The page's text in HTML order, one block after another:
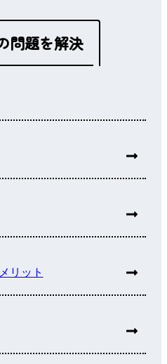
問題を解決
リット